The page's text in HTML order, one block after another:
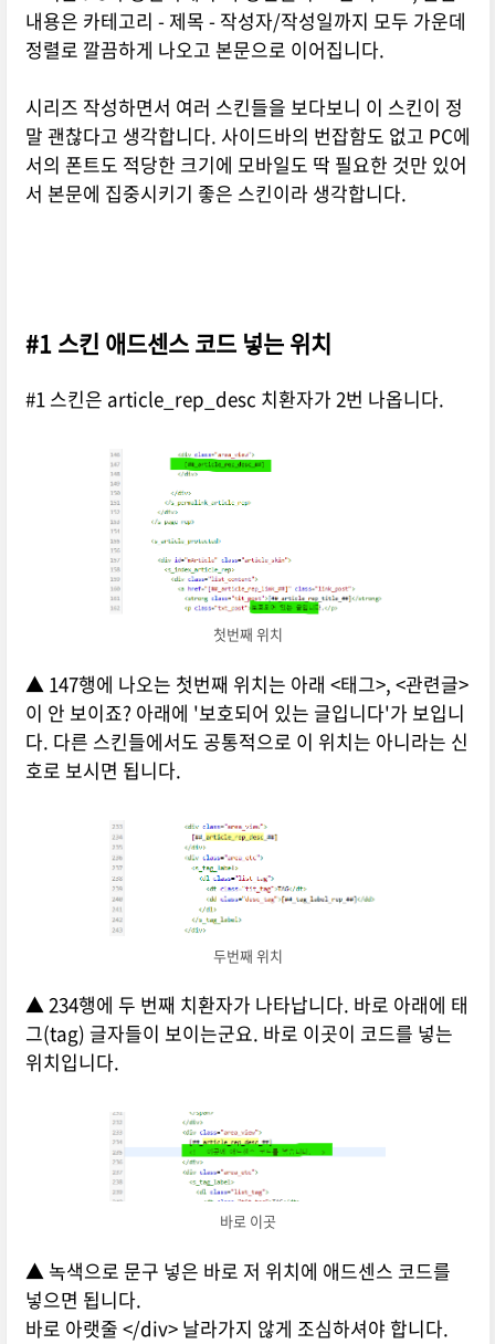
내용은 카테고리 - 제목 - 작성자/작성일까지 모두 가운데
정렬로 깔끔하게 나오고 본문으로 이어집니다.
시리즈 작성하면서 여러 스킨들을 보다보니 이 스킨이 정
말 괜찮다고 생각합니다. 사이드바의 번잡함도 없고 PC에
서의 폰트도 적당한 크기에 모바일도 딱 필요한 것만 있어
서 본문에 집중시키기 좋은 스킨이라 생각합니다.
#1 스킨 애드센스 코드 넣는 위치
#1 스킨은 article_rep_desc 치환자가 2번 나옵니다.
첫번째 위치
▲ 147행에 나오는 첫번째 위치는 아래 <태그>, <관련글>
이 안 보이죠? 아래에 '보호되어 있는 글입니다'가 보입니
다. 다른 스킨들에서도 공통적으로 이 위치는 아니라는 신
호로 보시면 됩니다.
두번째 위치
▲ 234행에 두 번째 치환자가 나타납니다. 바로 아래에 태
그(tag) 글자들이 보이는군요. 바로 이곳이 코드를 넣는
위치입니다.
바로 이곳
▲ 녹색으로 문구 넣은 바로 저 위치에 애드센스 코드를
넣으면 됩니다.
바로 아랫줄 </div> 날라가지 않게 조심하셔야 합니다.